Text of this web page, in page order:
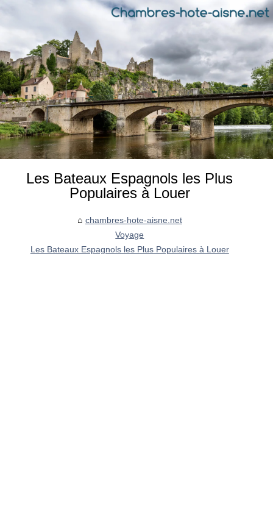
Les Bateaux Espagnols les Plus
Populaires à Louer
chambres-hote-aisne.net
Voyage
Les Bateaux Espagnols les Plus Populaires à Louer